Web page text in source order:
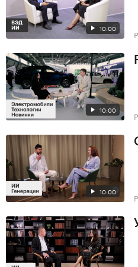
10:00
10:00
10:00